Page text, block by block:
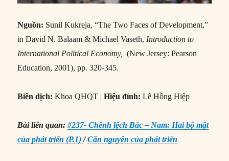
Nguồn: Sunil Kukreja, “The Two Faces of Development,”
in David N. Balaam & Michael Vaseth, Introduction to
International Political Economy,
(New Jersey: Pearson
Education, 2001), pp. 320-345.
Biên dịch: Khoa QHQT |Hiệu đính:Lê Hồng Hiệp
Bài liên quan:#237- Chênh lệch Bắc – Nam: Hai bộ mặt
của phát triển (P.1)/Căn nguyên của phát triển